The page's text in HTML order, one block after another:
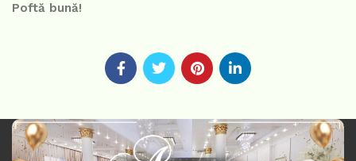
Poftă bună!